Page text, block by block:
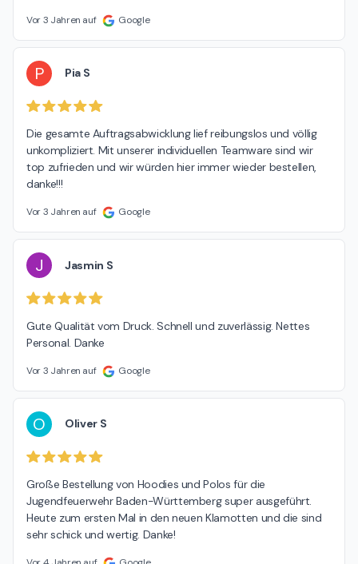
Vor 3 Jahren auf Google
P Pia S
Die gesamte Auftragsabwicklung lief reibungslos und völlig
unkompliziert. Mit unserer individuellen Teamware sind wir
top zufrieden und wir würden hier immer wieder bestellen,
danke!!!
Vor 3 Jahren auf Google
J Jasmin S
Gute Qualität vom Druck. Schnell und zuverlässig. Nettes
Personal. Danke
Vor 3 Jahren auf Google
O Oliver S
Große Bestellung von Hoodies und Polos für die
Jugendfeuerwehr Baden-Württemberg super ausgeführt.
Heute zum ersten Mal in den neuen Klamotten und die sind
sehr schick und wertig. Danke!